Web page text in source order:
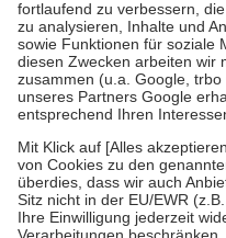
Diese Regeln gelten
Bei Heilmitteln und
Zuzahlung zehn Prozent der
Verordnung.
Um das Engagement der
stärken und die besondere
fallenkeine Zuzahlungenan
• Kindern und Jugendlichen
mit Ausnahme der Fahrkosten
• Untersuchungen zur